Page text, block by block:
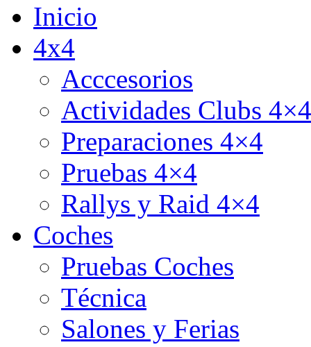
Inicio
4x4
Acccesorios
Actividades Clubs 4×4
Preparaciones 4×4
Pruebas 4×4
Rallys y Raid 4×4
Coches
Pruebas Coches
Técnica
Salones y Ferias